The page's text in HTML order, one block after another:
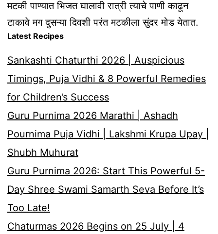
मटकी पाण्यात भिजत घालावी रात्री त्याचे पाणी काढून
टाकावे मग दुसऱ्या दिवशी परंत मटकीला सुंदर मोड येतात.
Latest Recipes
Sankashti Chaturthi 2026 | Auspicious
Timings, Puja Vidhi & 8 Powerful Remedies
for Children’s Success
Guru Purnima 2026 Marathi | Ashadh
Pournima Puja Vidhi | Lakshmi Krupa Upay |
Shubh Muhurat
Guru Purnima 2026: Start This Powerful 5-
Day Shree Swami Samarth Seva Before It’s
Too Late!
Chaturmas 2026 Begins on 25 July | 4